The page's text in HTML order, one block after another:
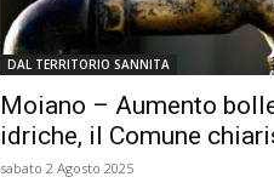
DAL TERRITORIO SANNITA
Moiano – Aumento
idriche, il Comune
sabato 2 Agosto 2025